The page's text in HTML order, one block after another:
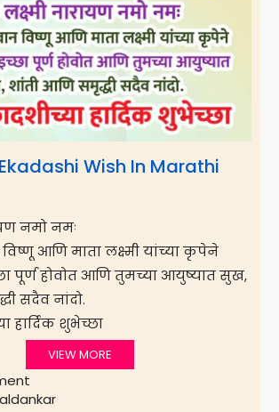
Wish In Marathi
नमो नमः
विष्णू आणि माता लक्ष्मी यांच्या कृपेने
पूर्ण होवोत आणि तुमच्या आयुष्यात सुख,
सदैव नांदो.
हार्दिक शुभेच्छा
VIEW MORE